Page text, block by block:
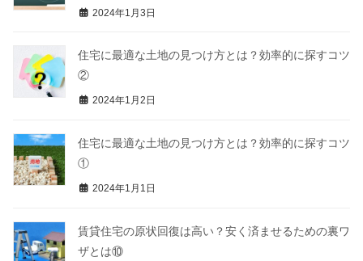
2024年1月3日
住宅に最適な土地の見つけ方とは？効率的に探すコツ
②
2024年1月2日
住宅に最適な土地の見つけ方とは？効率的に探すコツ
①
2024年1月1日
賃貸住宅の原状回復は高い？安く済ませるための裏ワ
ザとは⑩